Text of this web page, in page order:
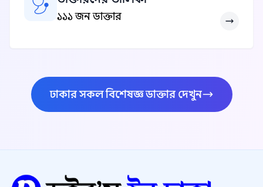
১১১ জন ডাক্তার
ঢাকার সকল বিশেষজ্ঞ ডাক্তার দেখুন